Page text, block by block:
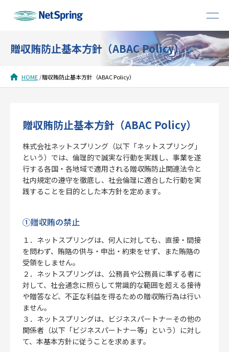
贈収賄防止基本方針（ABAC Policy）
HOME 贈収賄防止基本方針（ABAC Policy）
贈収賄防止基本方針（ABAC Policy）
株式会社ネットスプリング（以下「ネットスプリング」
という）では、倫理的で誠実な行動を実践し、事業を遂
行する各国・各地域で適用される贈収賄防止関連法令と
社内規定の遵守を徹底し、社会倫理に適合した行動を実
践することを目的とした本方針を定めます。
①贈収賄の禁止
１．ネットスプリングは、何人に対しても、直接・間接
を問わず、賄賂の供与・申出・約束をせず、また賄賂の
受領をしません。
２．ネットスプリングは、公務員や公務員に準ずる者に
対して、社会通念に照らして常識的な範囲を超える接待
や贈答など、不正な利益を得るための贈収賄行為は行い
ません。
３．ネットスプリングは、ビジネスパートナーその他の
関係者（以下「ビジネスパートナー等」という）に対し
て、本基本方針に従うことを求めます。